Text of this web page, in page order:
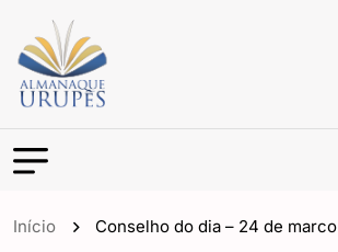
Início Conselho do dia – 24 de marco